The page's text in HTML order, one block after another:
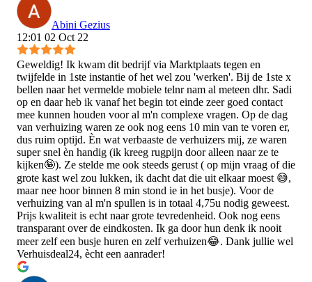
Abini Gezius
12:01 02 Oct 22
Geweldig! Ik kwam dit bedrijf via Marktplaats tegen en
twijfelde in 1ste instantie of het wel zou 'werken'. Bij de 1ste x
bellen naar het vermelde mobiele telnr nam al meteen dhr. Sadi
op en daar heb ik vanaf het begin tot einde zeer goed contact
mee kunnen houden voor al m'n complexe vragen. Op de dag
van verhuizing waren ze ook nog eens 10 min van te voren er,
dus ruim optijd. Èn wat verbaaste de verhuizers mij, ze waren
super snel èn handig (ik kreeg rugpijn door alleen naar ze te
kijken🤪). Ze stelde me ook steeds gerust ( op mijn vraag of die
grote kast wel zou lukken, ik dacht dat die uit elkaar moest 😅,
maar nee hoor binnen 8 min stond ie in het busje). Voor de
verhuizing van al m'n spullen is in totaal 4,75u nodig geweest.
Prijs kwaliteit is echt naar grote tevredenheid. Ook nog eens
transparant over de eindkosten. Ik ga door hun denk ik nooit
meer zelf een busje huren en zelf verhuizen😂. Dank jullie wel
Verhuisdeal24, ècht een aanrader!